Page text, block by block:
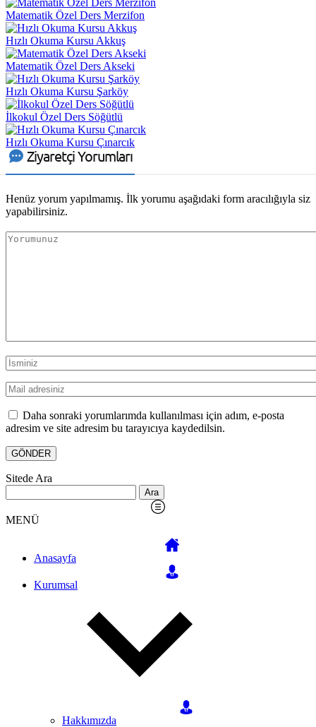
Matematik Özel Ders Merzifon
Hızlı Okuma Kursu Akkuş
Matematik Özel Ders Akseki
Hızlı Okuma Kursu Şarköy
İlkokul Özel Ders Söğütlü
Hızlı Okuma Kursu Çınarcık
Ziyaretçi Yorumları
Henüz yorum yapılmamış. İlk yorumu aşağıdaki form aracılığıyla siz
yapabilirsiniz.
Daha sonraki yorumlarımda kullanılması için adım, e-posta
adresim ve site adresim bu tarayıcıya kaydedilsin.
Sitede Ara
MENÜ
Anasayfa
Kurumsal
Hakkımızda